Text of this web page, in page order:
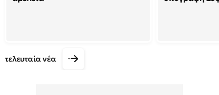
τελευταία νέα